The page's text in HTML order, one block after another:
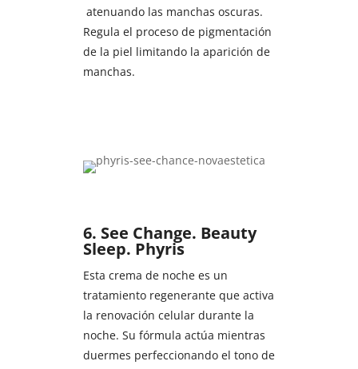
atenuando las manchas oscuras.
Regula el proceso de pigmentación
de la piel limitando la aparición de
manchas.
6. See Change. Beauty
Sleep. Phyris
Esta crema de noche es un
tratamiento regenerante que activa
la renovación celular durante la
noche. Su fórmula actúa mientras
duermes perfeccionando el tono de